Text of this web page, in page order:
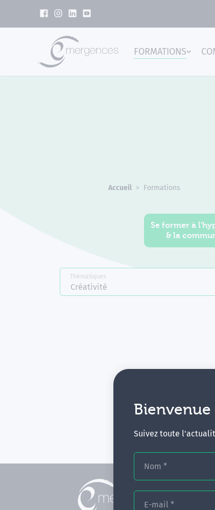
Bienvenue
Suivez toute
Nom *
E-mail *
FORMATIONS
Accueil Formations
Se former à
& la
Thématiques
Créativité